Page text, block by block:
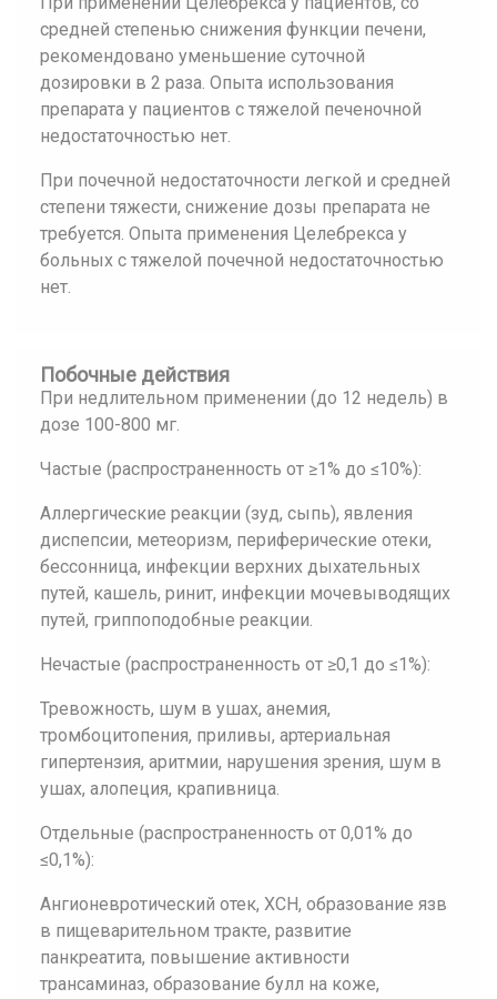
средней степенью снижения функции печени,
рекомендовано уменьшение суточной
дозировки в 2 раза. Опыта использования
препарата у пациентов с тяжелой печеночной
недостаточностью нет.
При почечной недостаточности легкой и средней
степени тяжести, снижение дозы препарата не
требуется. Опыта применения Целебрекса у
больных с тяжелой почечной недостаточностью
нет.
Побочные действия
При недлительном применении (до 12 недель) в
дозе 100-800 мг.
Частые (распространенность от ≥1% до ≤10%):
Аллергические реакции (зуд, сыпь), явления
диспепсии, метеоризм, периферические отеки,
бессонница, инфекции верхних дыхательных
путей, кашель, ринит, инфекции мочевыводящих
путей, гриппоподобные реакции.
Нечастые (распространенность от ≥0,1 до ≤1%):
Тревожность, шум в ушах, анемия,
тромбоцитопения, приливы, артериальная
гипертензия, аритмии, нарушения зрения, шум в
ушах, алопеция, крапивница.
Отдельные (распространенность от 0,01% до
≤0,1%):
Ангионевротический отек, ХСН, образование язв
в пищеварительном тракте, развитие
панкреатита, повышение активности
трансаминаз, образование булл на коже,